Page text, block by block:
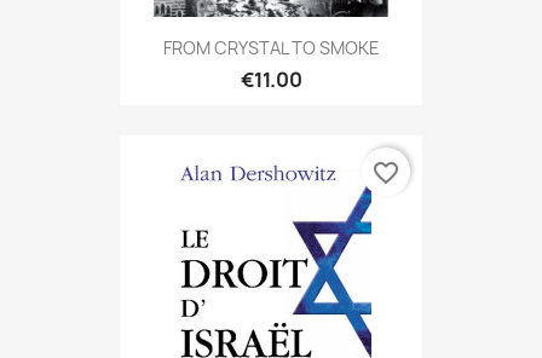
FROM CRYSTAL TO SMOKE
€11.00
favorite_border